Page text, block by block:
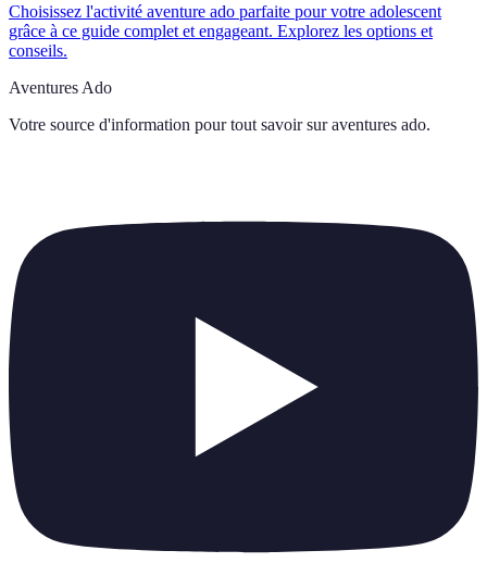
Choisissez l'activité aventure ado parfaite pour votre adolescent
grâce à ce guide complet et engageant. Explorez les options et
conseils.
Aventures Ado
Votre source d'information pour tout savoir sur aventures ado.